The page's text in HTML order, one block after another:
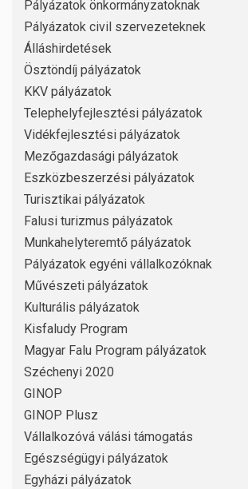
Pályázatok önkormányzatoknak
Pályázatok civil szervezeteknek
Álláshirdetések
Ösztöndíj pályázatok
KKV pályázatok
Telephelyfejlesztési pályázatok
Vidékfejlesztési pályázatok
Mezőgazdasági pályázatok
Eszközbeszerzési pályázatok
Turisztikai pályázatok
Falusi turizmus pályázatok
Munkahelyteremtő pályázatok
Pályázatok egyéni vállalkozóknak
Művészeti pályázatok
Kulturális pályázatok
Kisfaludy Program
Magyar Falu Program pályázatok
Széchenyi 2020
GINOP
GINOP Plusz
Vállalkozóvá válási támogatás
Egészségügyi pályázatok
Egyházi pályázatok